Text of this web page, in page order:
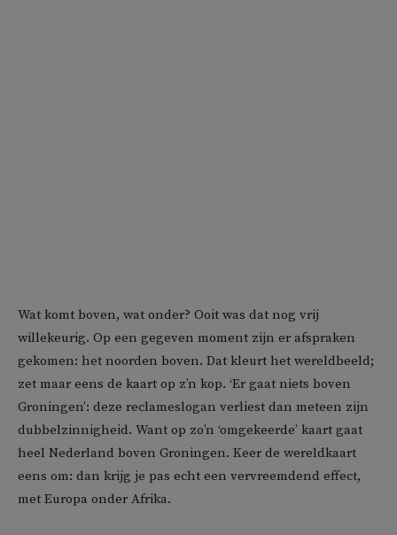
Wat komt boven, wat onder? Ooit was dat nog vrij
willekeurig. Op een gegeven moment zijn er afspraken
gekomen: het noorden boven. Dat kleurt het wereldbeeld;
zet maar eens de kaart op z’n kop. ‘Er gaat niets boven
Groningen’: deze reclameslogan verliest dan meteen zijn
dubbelzinnigheid. Want op zo’n ‘omgekeerde’ kaart gaat
heel Nederland boven Groningen. Keer de wereldkaart
eens om: dan krijg je pas echt een vervreemdend effect,
met Europa onder Afrika.